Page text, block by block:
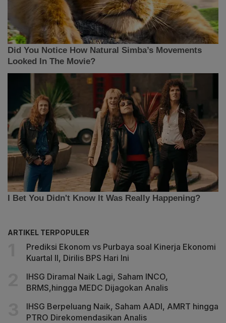
ARTIKEL TERPOPULER
Prediksi Ekonom vs Purbaya soal Kinerja Ekonomi
Kuartal II, Dirilis BPS Hari Ini
IHSG Diramal Naik Lagi, Saham INCO,
BRMS,hingga MEDC Dijagokan Analis
IHSG Berpeluang Naik, Saham AADI, AMRT hingga
PTRO Direkomendasikan Analis